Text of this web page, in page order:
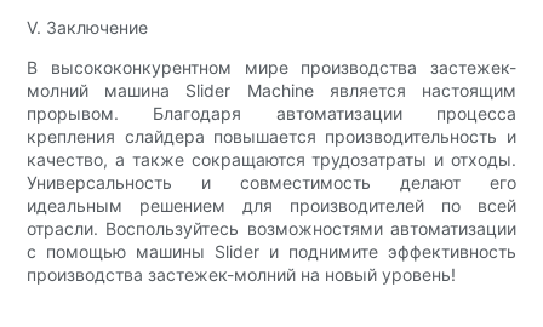
V. Заключение
В высококонкурентном мире производства застежек-
молний машина Slider Machine является настоящим
прорывом. Благодаря автоматизации процесса
крепления слайдера повышается производительность и
качество, а также сокращаются трудозатраты и отходы.
Универсальность и совместимость делают его
идеальным решением для производителей по всей
отрасли. Воспользуйтесь возможностями автоматизации
с помощью машины Slider и поднимите эффективность
производства застежек-молний на новый уровень!